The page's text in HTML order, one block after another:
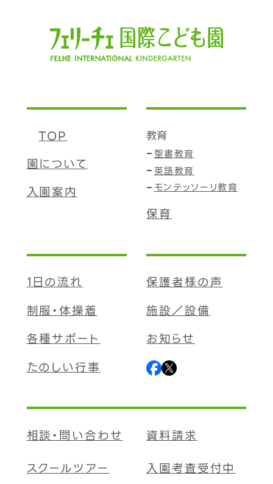
TOP
園について
入園案内
教育
聖書教育
英語教育
モンテッソーリ教育
保育
1日の流れ
制服・体操着
各種サポート
たのしい行事
保護者様の声
施設／設備
お知らせ
相談・問い合わせ
資料請求
スクールツアー
入園考査受付中